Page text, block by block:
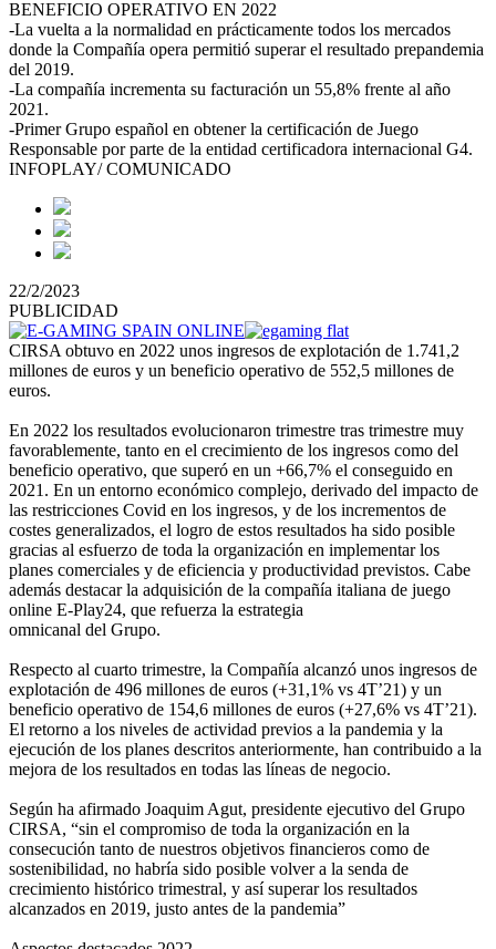
-La vuelta a la normalidad en prácticamente todos los mercados
donde la Compañía opera permitió superar el resultado prepandemia
del 2019.
-La compañía incrementa su facturación un 55,8% frente al año
2021.
-Primer Grupo español en obtener la certificación de Juego
Responsable por parte de la entidad certificadora internacional G4.
INFOPLAY/ COMUNICADO
22/2/2023
PUBLICIDAD
CIRSA obtuvo en 2022 unos ingresos de explotación de 1.741,2
millones de euros y un beneficio operativo de 552,5 millones de
euros.
En 2022 los resultados evolucionaron trimestre tras trimestre muy
favorablemente, tanto en el crecimiento de los ingresos como del
beneficio operativo, que superó en un +66,7% el conseguido en
2021. En un entorno económico complejo, derivado del impacto de
las restricciones Covid en los ingresos, y de los incrementos de
costes generalizados, el logro de estos resultados ha sido posible
gracias al esfuerzo de toda la organización en implementar los
planes comerciales y de eficiencia y productividad previstos. Cabe
además destacar la adquisición de la compañía italiana de juego
online E-Play24, que refuerza la estrategia
omnicanal del Grupo.
Respecto al cuarto trimestre, la Compañía alcanzó unos ingresos de
explotación de 496 millones de euros (+31,1% vs 4T’21) y un
beneficio operativo de 154,6 millones de euros (+27,6% vs 4T’21).
El retorno a los niveles de actividad previos a la pandemia y la
ejecución de los planes descritos anteriormente, han contribuido a la
mejora de los resultados en todas las líneas de negocio.
Según ha afirmado Joaquim Agut, presidente ejecutivo del Grupo
CIRSA, “sin el compromiso de toda la organización en la
consecución tanto de nuestros objetivos financieros como de
sostenibilidad, no habría sido posible volver a la senda de
crecimiento histórico trimestral, y así superar los resultados
alcanzados en 2019, justo antes de la pandemia”